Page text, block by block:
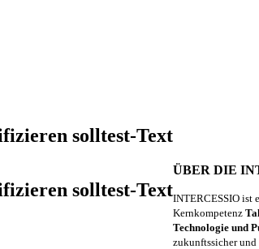
solltest-Text
solltest-Text
ÜBER DIE
INTERCESSIO ist
Kernkompetenz
Technologie und
zukunftssicher